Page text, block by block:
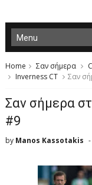
Home Σαν σήμερα
Inverness CT
Σαν
Σαν σήμερα
#9
by Manos Kassotakis